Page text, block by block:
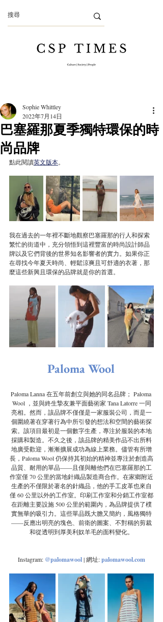
巴塞羅那夏季獨特環保的時
尚品牌
Sophie Whittley
2022年7月14日
點此閱讀英文版本。
我在過去的一年裡不斷地觀察巴塞羅那的行人和探索
繁忙的街道中，充分領悟到這裡豐富的時尚設計師品
牌以及它們背後的世界知名影響者的實力。如果你正
在尋找今年夏天時尚、輕鬆涼爽且可舒適的衣著，那
麼這些新興且環保的品牌就是你的首選。
Paloma Wool
Paloma Lanna 在五年前創立與她的同名品牌； Paloma
Wool ，並與終生摯友兼平面藝術家 Tana Latorre 一同
亮相。然而，該品牌不僅僅是一家服裝公司，而是一
個圍繞著在穿著行為中所引發的想法和空間的藝術探
索。該項目最初是一個數字生產，專注於服裝的本地
採購和製造。不久之後，該品牌的精美作品不出所料
地廣受歡迎，漸漸擴展成功為線上業務。儘管有所增
長，Paloma Wool 仍保持其初始的精神並專注於創造高
品質、耐用的單品——且僅與離他們在巴塞羅那的工
作室僅 70 公里的當地針織品製造商合作。在家鄉附近
生產的不僅限於著名的針織品，他的手工皮革也來自
僅 60 公里以外的工作室。印刷工作室和分銷工作室都
在距離主要設施 500 公里的範圍內，為品牌提供了樸
實無華的吸引力。這些單品既大膽又簡約，風格獨特
——反應出明亮的塊色、前衛的圖案、不對稱的剪裁
和從透明到厚美利奴羊毛的面料變化。
Instagram: @palomawool | 網址: palomawool.com